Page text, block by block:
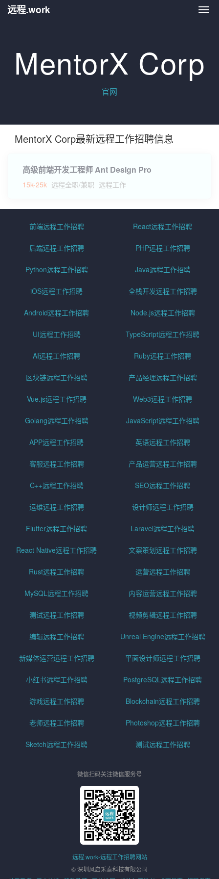
远
远程.work
MentorX Corp
官网
MentorX Corp最新远程工作招聘信息
高级前端开发工程师 Ant Design Pro
15k-25k 远程全职/兼职 远程工作
前端远程工作招聘 React远程工作招聘
后端远程工作招聘 PHP远程工作招聘
Python远程工作招聘 Java远程工作招聘
iOS远程工作招聘 全栈开发远程工作招聘
Android远程工作招聘 Node.js远程工作招聘
UI远程工作招聘 TypeScript远程工作招聘
AI远程工作招聘 Ruby远程工作招聘
区块链远程工作招聘 产品经理远程工作招聘
Vue.js远程工作招聘 Web3远程工作招聘
Golang远程工作招聘 JavaScript远程工作招聘
APP远程工作招聘 英语远程工作招聘
客服远程工作招聘 产品运营远程工作招聘
C++远程工作招聘 SEO远程工作招聘
运维远程工作招聘 设计师远程工作招聘
Flutter远程工作招聘 Laravel远程工作招聘
React Native远程工作招聘 文案策划远程工作招聘
Rust远程工作招聘 运营远程工作招聘
MySQL远程工作招聘 内容运营远程工作招聘
测试远程工作招聘 视频剪辑远程工作招聘
编辑远程工作招聘 Unreal Engine远程工作招聘
新媒体运营远程工作招聘 平面设计师远程工作招聘
小红书远程工作招聘 PostgreSQL远程工作招聘
游戏远程工作招聘 Blockchain远程工作招聘
老师远程工作招聘 Photoshop远程工作招聘
Sketch远程工作招聘 测试远程工作招聘
微信扫码关注微信服务号
远程.work-远程工作招聘网站
© 深圳风启禾泰科技有限公司